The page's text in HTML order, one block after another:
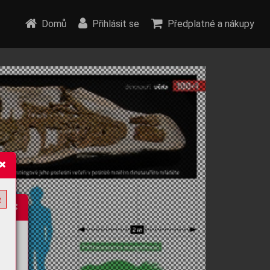
Domů Přihlásit se Předplatné a nákupy